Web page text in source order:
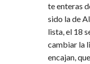
te enteras
sido la de
lista, el 18
cambiar la
encajan,